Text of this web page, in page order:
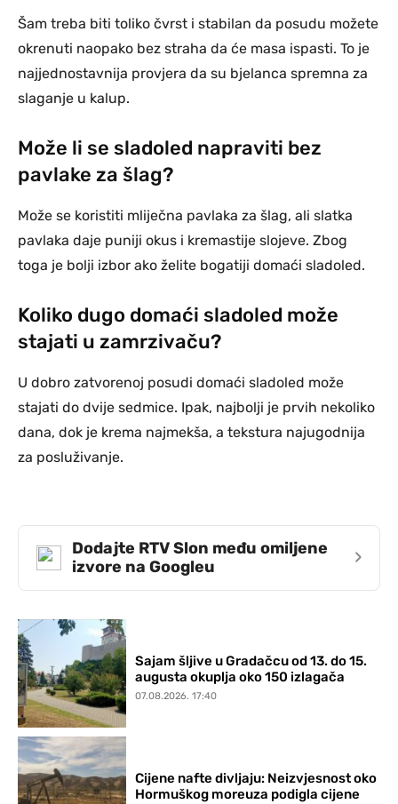
Šam treba biti toliko čvrst i stabilan da posudu možete
okrenuti naopako bez straha da će masa ispasti. To je
najjednostavnija provjera da su bjelanca spremna za
slaganje u kalup.
Može li se sladoled napraviti bez
pavlake za šlag?
Može se koristiti mliječna pavlaka za šlag, ali slatka
pavlaka daje puniji okus i kremastije slojeve. Zbog
toga je bolji izbor ako želite bogatiji domaći sladoled.
Koliko dugo domaći sladoled može
stajati u zamrzivaču?
U dobro zatvorenoj posudi domaći sladoled može
stajati do dvije sedmice. Ipak, najbolji je prvih nekoliko
dana, dok je krema najmekša, a tekstura najugodnija
za posluživanje.
Dodajte RTV Slon među omiljene
izvore na Googleu
›
Sajam šljive u Gradačcu od 13. do 15.
augusta okuplja oko 150 izlagača
07.08.2026. 17:40
Cijene nafte divljaju: Neizvjesnost oko
Hormuškog moreuza podigla cijene